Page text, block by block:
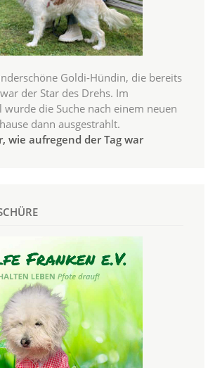
Goldi-Hündin, die bereits
der Star des Drehs. Im
die Suche nach einem neuen
dann ausgestrahlt.
wie aufregend der Tag war